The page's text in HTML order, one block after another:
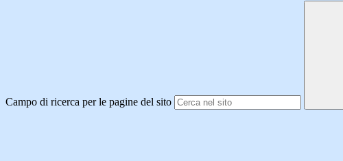
Campo di ricerca per le pagine del sito